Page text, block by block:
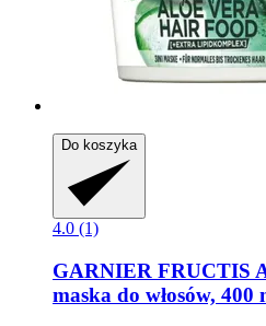
Do koszyka
4.0 (1)
GARNIER FRUCTIS
maska ​​do włosów, 400